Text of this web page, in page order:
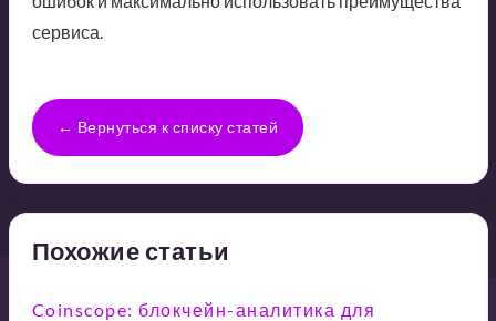
сервиса.
← Вернуться к списку статей
Похожие статьи
Coinscope: блокчейн-аналитика для